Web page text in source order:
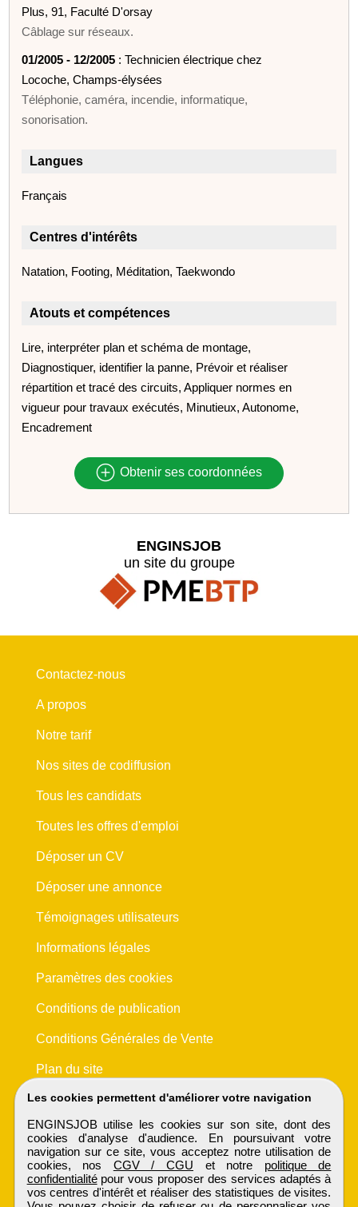
Plus, 91, Faculté D'orsay
Câblage sur réseaux.
01/2005 - 12/2005 : Technicien électrique chez
Locoche, Champs-élysées
Téléphonie, caméra, incendie, informatique,
sonorisation.
Langues
Français
Centres d'intérêts
Natation, Footing, Méditation, Taekwondo
Atouts et compétences
Lire, interpréter plan et schéma de montage,
Diagnostiquer, identifier la panne, Prévoir et réaliser
répartition et tracé des circuits, Appliquer normes en
vigueur pour travaux exécutés, Minutieux, Autonome,
Encadrement
Obtenir ses coordonnées
Les cookies permettent d'améliorer votre navigation
ENGINSJOB utilise les cookies sur son site, dont des
cookies d'analyse d'audience. En poursuivant votre
navigation sur ce site, vous acceptez notre utilisation de
cookies, nos CGV / CGU et notre politique de
confidentialitépour vous proposer des services adaptés à
vos centres d'intérêt et réaliser des statistiques de visites.
ENGINSJOB
un site du groupe
Contactez-nous
A propos
Notre tarif
Nos sites de codiffusion
Tous les candidats
Toutes les offres d'emploi
Déposer un CV
Déposer une annonce
Témoignages utilisateurs
Informations légales
Paramètres des cookies
Conditions de publication
Conditions Générales de Vente
Plan du site